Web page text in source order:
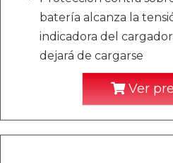
batería alcanza la
indicadora del
dejará de cargarse
Ver